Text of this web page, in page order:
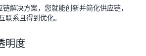
解决方案，您就能创新并简化供应链，
联系且得到优化。
明度